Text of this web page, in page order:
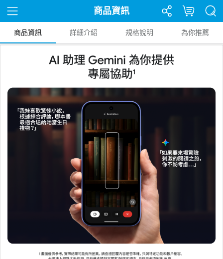
商品資訊
商品資訊 詳細介紹 規格說明 為你推薦